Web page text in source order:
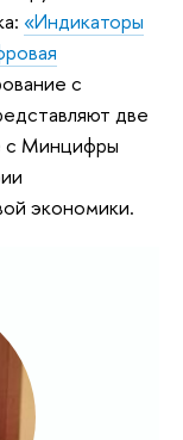
«Индикаторы
с
две
с Минцифры
экономики.